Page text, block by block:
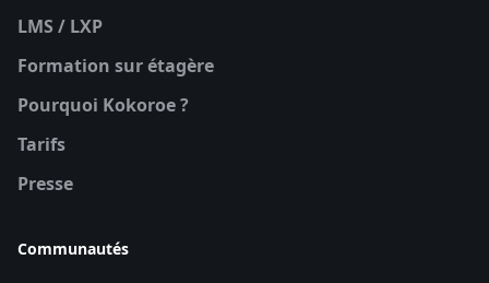
LMS / LXP
Formation sur étagère
Pourquoi Kokoroe ?
Tarifs
Presse
Communautés